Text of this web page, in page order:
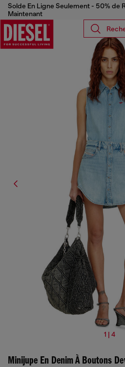
Solde En Ligne Seulement - 50% de
Maintenant
1 | 4
Minijupe En Denim À Boutons